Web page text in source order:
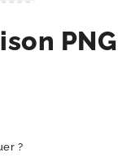
PNG
?